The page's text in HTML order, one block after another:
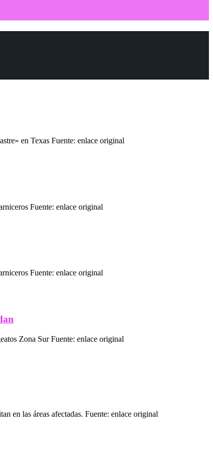
en Texas Fuente: enlace original
Fuente: enlace original
Fuente: enlace original
Zona Sur Fuente: enlace original
en las áreas afectadas. Fuente: enlace original